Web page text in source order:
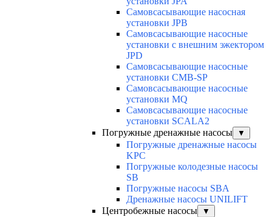
Самовсасывающие насосная
установки JPB
Самовсасывающие насосные
установки с внешним эжектором
JPD
Самовсасывающие насосные
установки CMB-SP
Самовсасывающие насосные
установки MQ
Cамовсасывающие насосные
установки SCALA2
Погружные дренажные насосы
▼
Погружные дренажные насосы
KPC
Погружные колодезные насосы
SB
Погружные насосы SBA
Дренажные насосы UNILIFT
Центробежные насосы
▼